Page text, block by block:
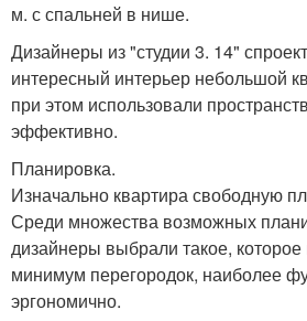
м. с спальней в нише.
Дизайнеры из "студии 3. 14"
интересный интерьер небольшой
при этом использовали
эффективно.
Планировка.
Изначально квартира свободную
Среди множества возможных
дизайнеры выбрали такое,
минимум перегородок, наиболее
эргономично.